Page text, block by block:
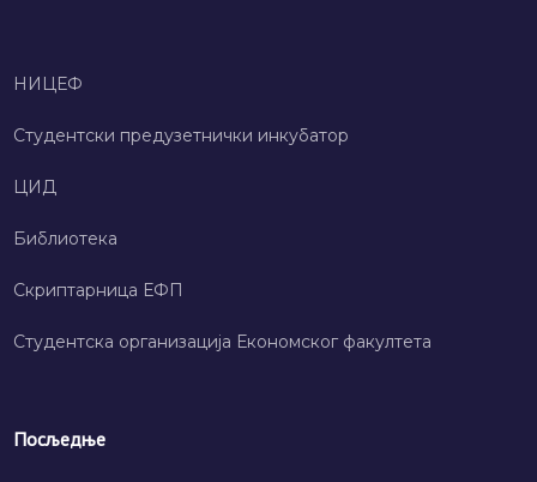
НИЦЕФ
Студентски предузетнички инкубатор
ЦИД
Библиотека
Скриптарница ЕФП
Студентска организација Економског факултета
Посљедње